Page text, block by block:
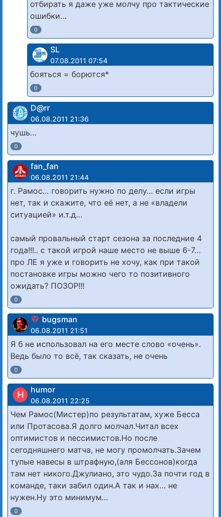
отбирать я даже уже молчу про тактические
ошибки…
0
SL
07.08.2011 07:54
бояться = борются*
0
D@rr
06.08.2011 21:36
чушь…
0
fan_fan
06.08.2011 21:44
г. Рамос… говорить нужно по делу… если игры
нет, так и скажите, что её нет, а не «владели
ситуацией» и.т.д…
самый провальный старт сезона за последние 4
года!!!.. с такой игрой наше место не выше 6-7…
про ЛЕ я уже и говорить не хочу, как при такой
постановке игры можно чего то позитивного
ожидать? ПОЗОР!!!
0
bugsman
06.08.2011 21:51
Я б не использовал на его месте слово «очень».
Ведь было то всё, так сказать, не очень
0
H humor
06.08.2011 22:25
Чем Рамос(Мистер)по результатам, хуже Бесса
или Протасова.Я долго молчал.Читал всех
оптимистов и пессимистов.Но после
сегодняшнего матча, не могу промолчать.Зачем
тупые навесы в штрафную,(аля Бессонов)когда
там нет никого.Джулиано, это чудо.За почти год в
команде, таки забил один.А так и нах… не
нужен.Ну это минимум…
0